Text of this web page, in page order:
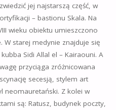
jej najstarszą część, w
– bastionu Skala. Na
wieku obiektu umieszczono
W starej medynie znajduje się
Sidi Allal el – Kairaouni. A
przyciąga zróżnicowana
secesją, stylem art
neomauretański. Z kolei w
są: Ratusz, budynek poczty,